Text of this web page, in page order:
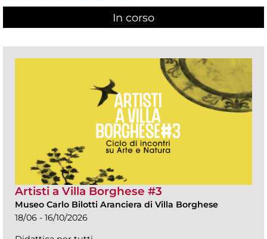
In corso
Artisti a Villa Borghese #3
Museo Carlo Bilotti Aranciera di Villa Borghese
18/06 - 16/10/2026